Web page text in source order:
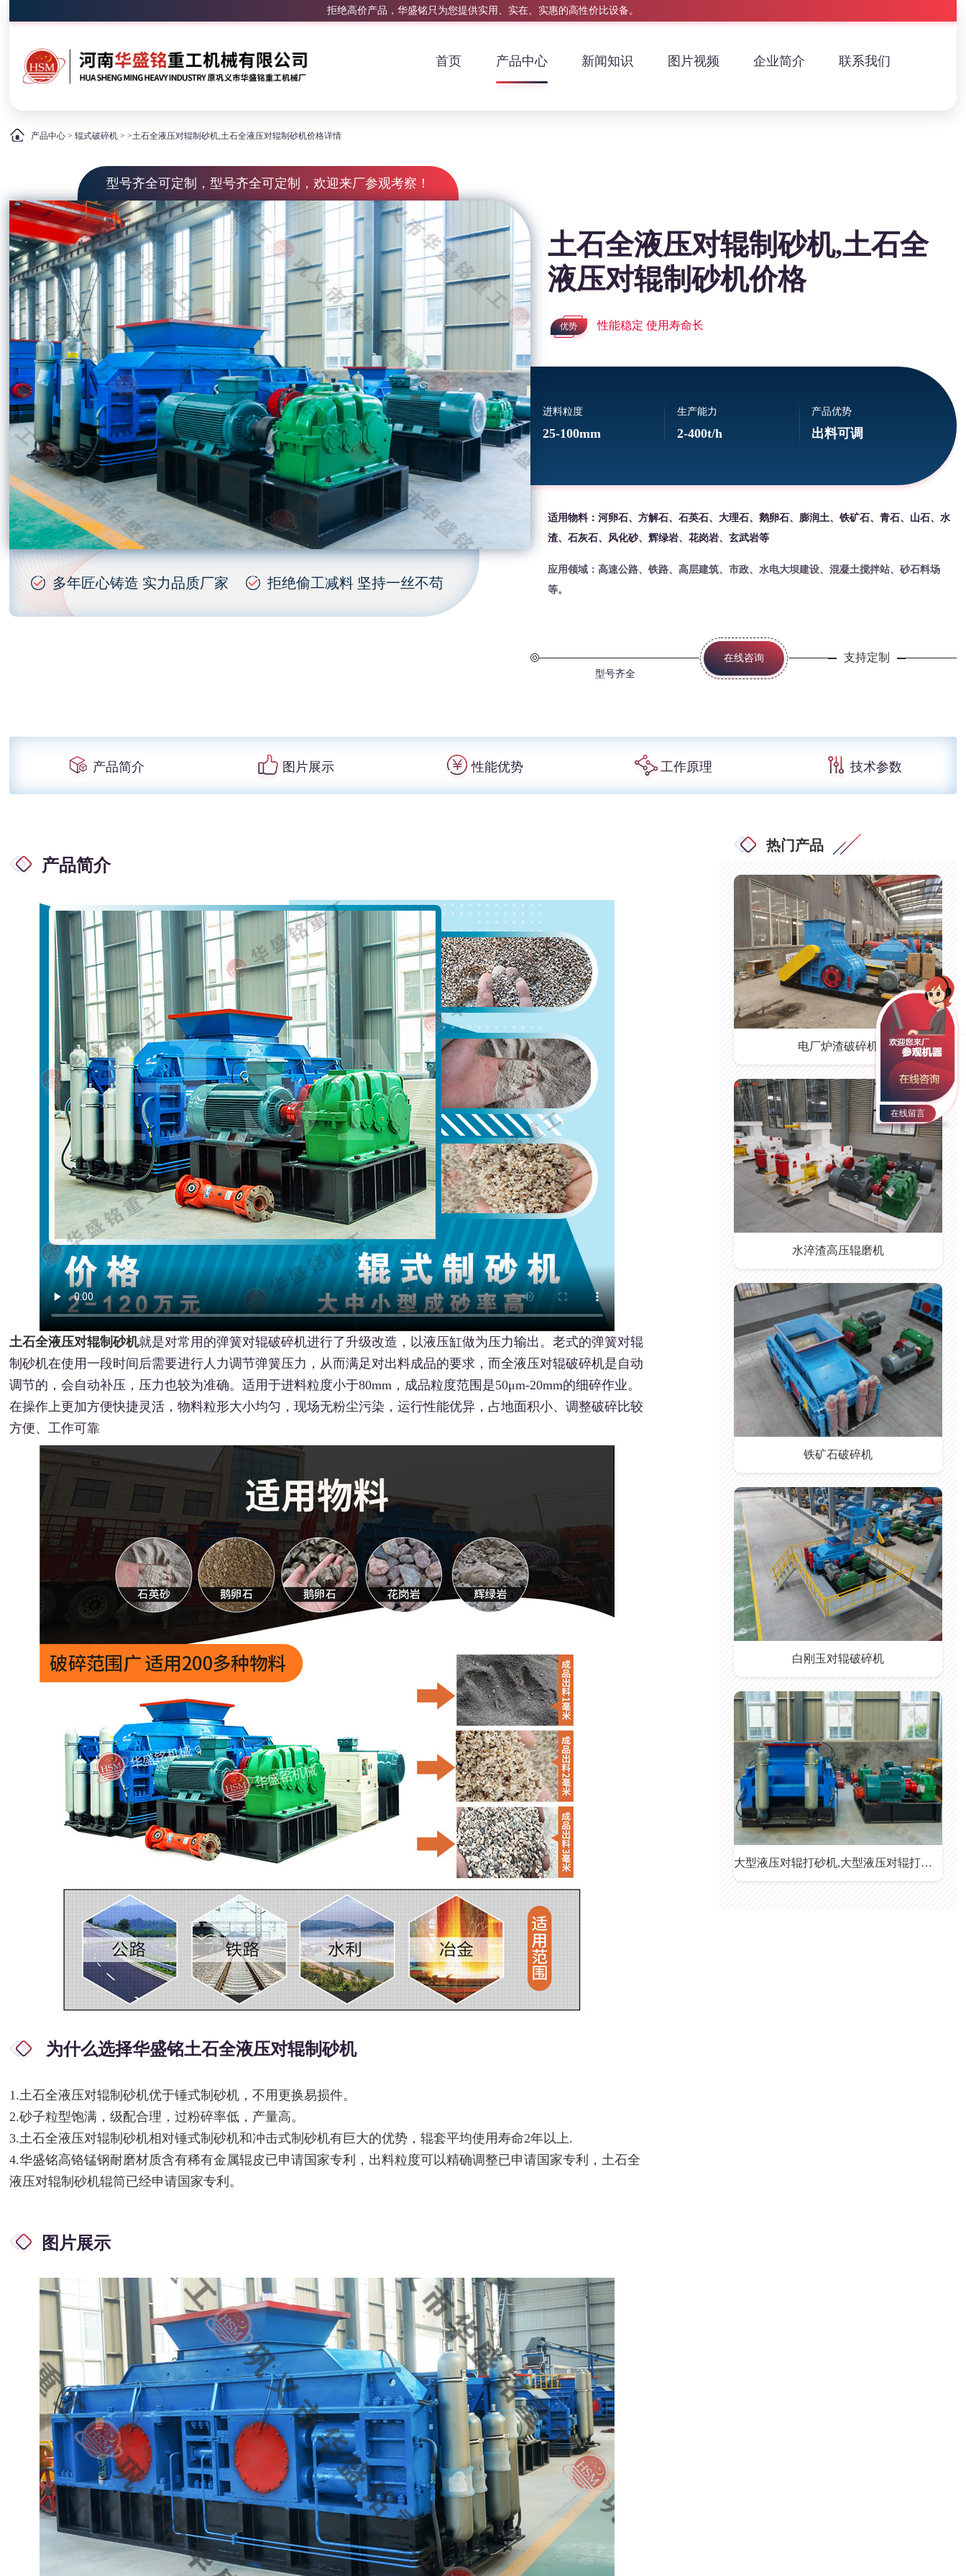
拒绝高价产品，华盛铭只为您提供实用、实在、实惠的高性价比设备。
首页 产品中心 新闻知识 图片视频 企业简介 联系我们
产品中心 >辊式破碎机 > >土石全液压对辊制砂机,土石全液压对辊制砂机价格详情
型号齐全可定制，型号齐全可定制，欢迎来厂参观考察！
多年匠心铸造 实力品质厂家 拒绝偷工减料 坚持一丝不苟
土石全液压对辊制砂机,土石全
液压对辊制砂机价格
优势 性能稳定 使用寿命长
进料粒度
25-100mm
生产能力
2-400t/h
产品优势
出料可调
适用物料：河卵石、方解石、石英石、大理石、鹅卵石、膨润土、铁矿石、青石、山石、水
渣、石灰石、风化砂、辉绿岩、花岗岩、玄武岩等
应用领域：高速公路、铁路、高层建筑、市政、水电大坝建设、混凝土搅拌站、砂石料场
等。
型号齐全
在线咨询 支持定制
产品简介 图片展示 性能优势 工作原理 技术参数
产品简介
土石全液压对辊制砂机就是对常用的弹簧对辊破碎机进行了升级改造，以液压缸做为压力输出。老式的弹簧对辊
制砂机在使用一段时间后需要进行人力调节弹簧压力，从而满足对出料成品的要求，而全液压对辊破碎机是自动
调节的，会自动补压，压力也较为准确。适用于进料粒度小于80mm，成品粒度范围是50μm-20mm的细碎作业。
在操作上更加方便快捷灵活，物料粒形大小均匀，现场无粉尘污染，运行性能优异，占地面积小、调整破碎比较
方便、工作可靠
为什么选择华盛铭土石全液压对辊制砂机
1.土石全液压对辊制砂机优于锤式制砂机，不用更换易损件。
2.砂子粒型饱满，级配合理，过粉碎率低，产量高。
3.土石全液压对辊制砂机相对锤式制砂机和冲击式制砂机有巨大的优势，辊套平均使用寿命2年以上.
4.华盛铭高铬锰钢耐磨材质含有稀有金属辊皮已申请国家专利，出料粒度可以精确调整已申请国家专利，土石全
液压对辊制砂机辊筒已经申请国家专利。
图片展示
热门产品
电厂炉渣破碎机
水淬渣高压辊磨机
铁矿石破碎机
白刚玉对辊破碎机
大型液压对辊打砂机,大型液压对辊打砂机价格
在线留言